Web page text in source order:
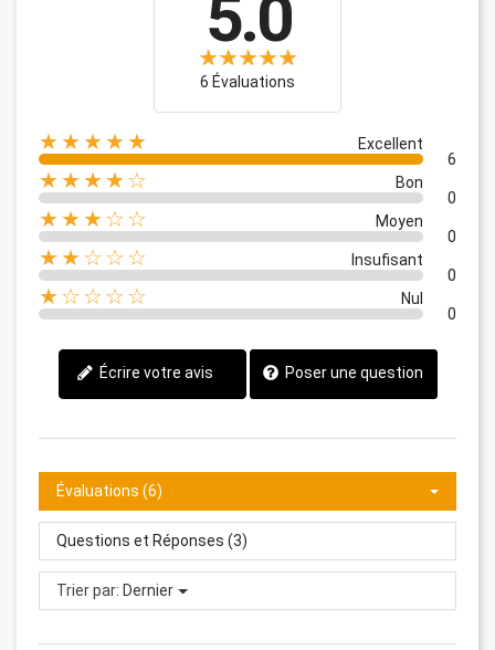
5.0
6 Évaluations
★★★★★
Excellent
6
★★★★☆
Bon
0
★★★☆☆
Moyen
0
★★☆☆☆
Insufisant
0
★☆☆☆☆
Nul
0
Écrire votre avis Poser une question
Évaluations (6)
Questions et Réponses (3)
Trier par: Dernier